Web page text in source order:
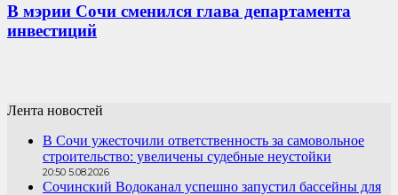
В мэрии Сочи сменился глава департамента
инвестиций
Лента новостей
В Сочи ужесточили ответственность за самовольное
строительство: увеличены судебные неустойки
20:50 5.08.2026
Сочинский Водоканал успешно запустил бассейны для